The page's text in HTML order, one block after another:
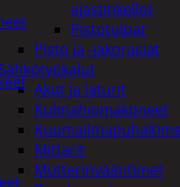
ajastinkellot
Pistotulpat
Pisto ja -jakorasiat
Akut ja laturit
Kulmahiomakoneet
Mittarit
Mutterinvääntimet